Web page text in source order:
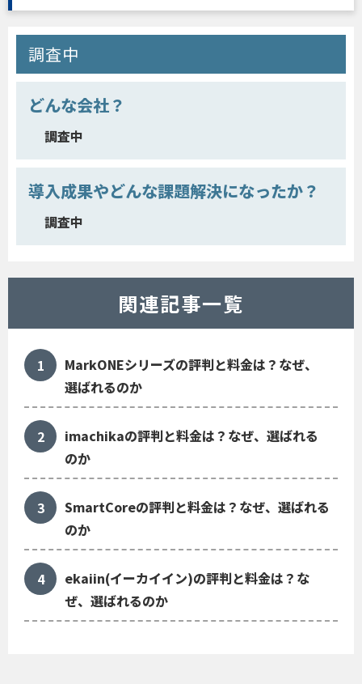
調査中
どんな会社？
調査中
導入成果やどんな課題解決になったか？
調査中
関連記事一覧
MarkONEシリーズの評判と料金は？なぜ、
選ばれるのか
imachikaの評判と料金は？なぜ、選ばれる
のか
SmartCoreの評判と料金は？なぜ、選ばれる
のか
ekaiin(イーカイイン)の評判と料金は？な
ぜ、選ばれるのか